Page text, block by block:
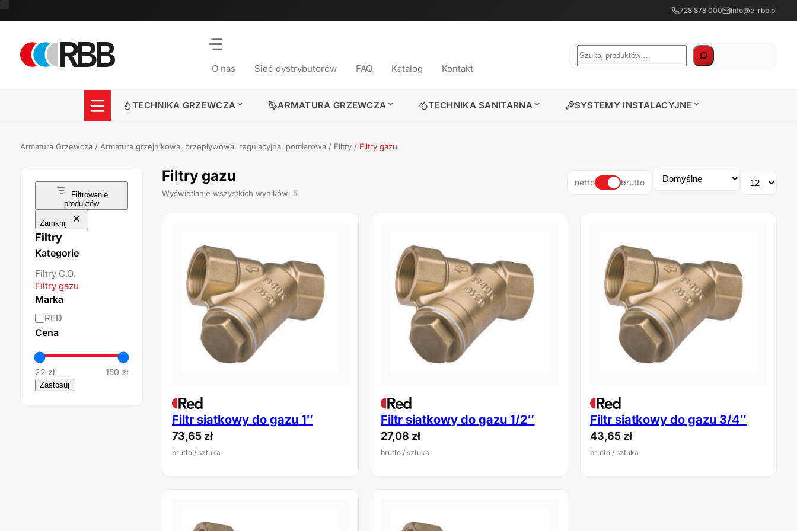
728 878 000 info@e-rbb.pl
O nas Sieć dystrybutorów FAQ Katalog Kontakt
Szukaj
TECHNIKA GRZEWCZA ARMATURA GRZEWCZA TECHNIKA SANITARNA SYSTEMY INSTALACYJNE
Armatura Grzewcza / Armatura grzejnikowa, przepływowa, regulacyjna, pomiarowa / Filtry /Filtry gazu
Filtrowanie
produktów
Zamknij
Filtry
Kategorie
Filtry C.O.
Filtry gazu
Marka
Marka
RED
Cena
22 zł 150 zł
Zastosuj
Filtry gazu
Wyświetlanie wszystkich wyników: 5
netto brutto
Filtr siatkowy do gazu 1″
73,65 zł
brutto / sztuka
Filtr siatkowy do gazu 1/2″
27,08 zł
brutto / sztuka
Filtr siatkowy do gazu 3/4″
43,65 zł
brutto/ sztuka